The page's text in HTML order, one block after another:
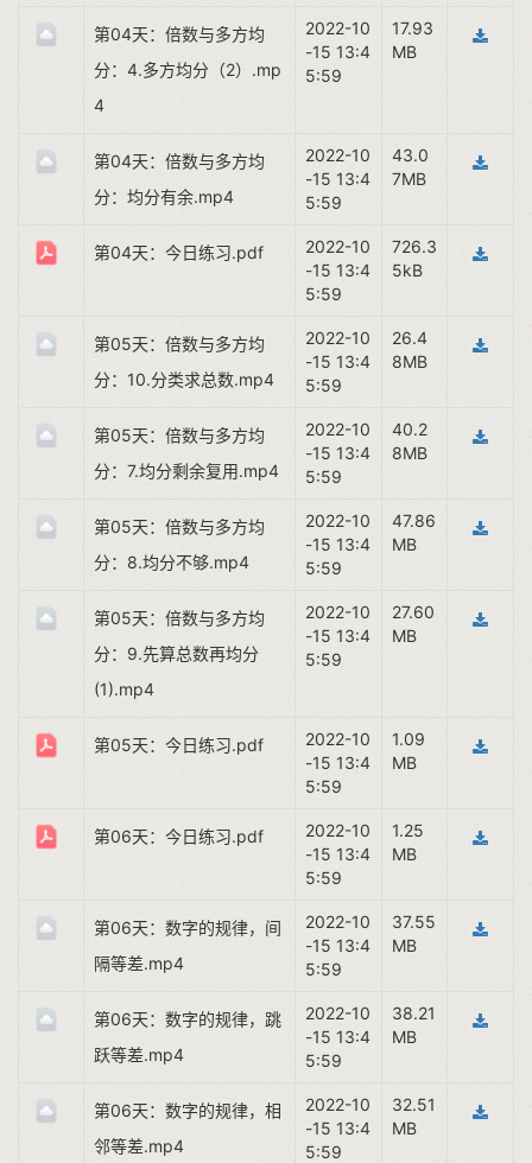
第04天：倍数与多方均
分：4.多方均分（2）.mp
4
2022-10
-15 13:4
5:59
17.93
MB
第04天：倍数与多方均
分：均分有余.mp4
2022-10
-15 13:4
5:59
43.0
7MB
第04天：今日练习.pdf
2022-10
-15 13:4
5:59
726.3
5kB
第05天：倍数与多方均
分：10.分类求总数.mp4
2022-10
-15 13:4
5:59
26.4
8MB
第05天：倍数与多方均
分：7.均分剩余复用.mp4
2022-10
-15 13:4
5:59
40.2
8MB
第05天：倍数与多方均
分：8.均分不够.mp4
2022-10
-15 13:4
5:59
47.86
MB
第05天：倍数与多方均
分：9.先算总数再均分
(1).mp4
2022-10
-15 13:4
5:59
27.60
MB
第05天：今日练习.pdf
2022-10
-15 13:4
5:59
1.09
MB
第06天：今日练习.pdf
2022-10
-15 13:4
5:59
1.25
MB
第06天：数字的规律，间
隔等差.mp4
2022-10
-15 13:4
5:59
37.55
MB
第06天：数字的规律，跳
跃等差.mp4
2022-10
-15 13:4
5:59
38.21
MB
第06天：数字的规律，相
邻等差.mp4
2022-10
-15 13:4
5:59
32.51
MB